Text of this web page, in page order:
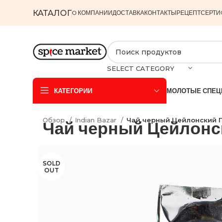
КАТАЛОГO КОМПАНИИДОСТАВКАКОНТАКТЫРЕЦЕПТ
SELECT CATEGORY
КАТЕГОРИИ МОЛОТЫЕ
Обзор Indian Bazar Чай черный Цейлонский
Чай черный
SOLD
OUT